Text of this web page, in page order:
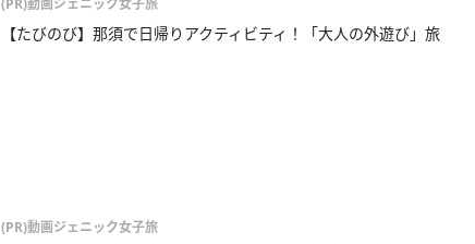
【たびのび】那須で日帰りアクティビティ！「大人の外遊び」旅
(PR)動画ジェニック女子旅